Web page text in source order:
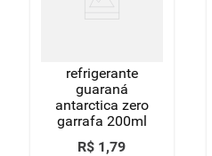
refrigerante
guaraná
antarctica zero
garrafa 200ml
R$ 1,79